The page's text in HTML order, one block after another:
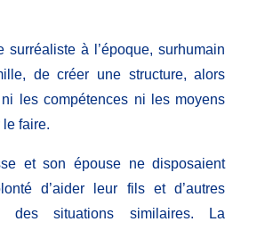
surréaliste à l’époque, surhumain
de créer une structure, alors
ni les compétences ni les moyens
faire.
et son épouse ne disposaient
d’aider leur fils et d’autres
des situations similaires. La